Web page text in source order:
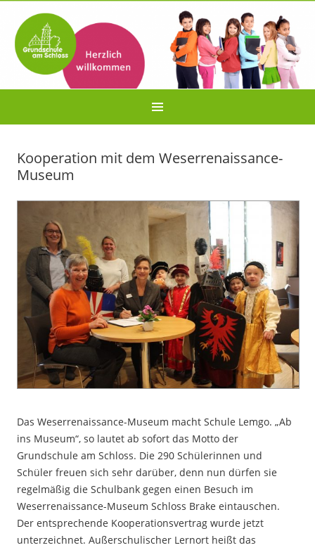
Kooperation mit dem Weserrenaissance-
Museum
Das Weserrenaissance-Museum macht Schule Lemgo. „Ab
ins Museum“, so lautet ab sofort das Motto der
Grundschule am Schloss. Die 290 Schülerinnen und
Schüler freuen sich sehr darüber, denn nun dürfen sie
regelmäßig die Schulbank gegen einen Besuch im
Weserrenaissance-Museum Schloss Brake eintauschen.
Der entsprechende Kooperationsvertrag wurde jetzt
unterzeichnet. Außerschulischer Lernort heißt das